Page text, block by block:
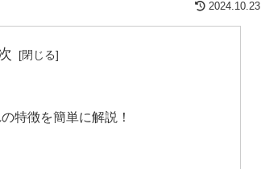
2024.10.23
特徴を簡単に解説！